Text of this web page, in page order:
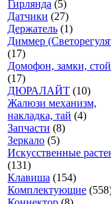
Гирлянда (5)
Датчики (27)
Держатель (1)
Диммер
(17)
Домофон, замки,
(17)
ДЮРАЛАЙТ (10)
Жалюзи механизм,
накладка, тай (4)
Запчасти (8)
Зеркало (5)
Искусственные
(131)
Клавиша (154)
Комплектующие